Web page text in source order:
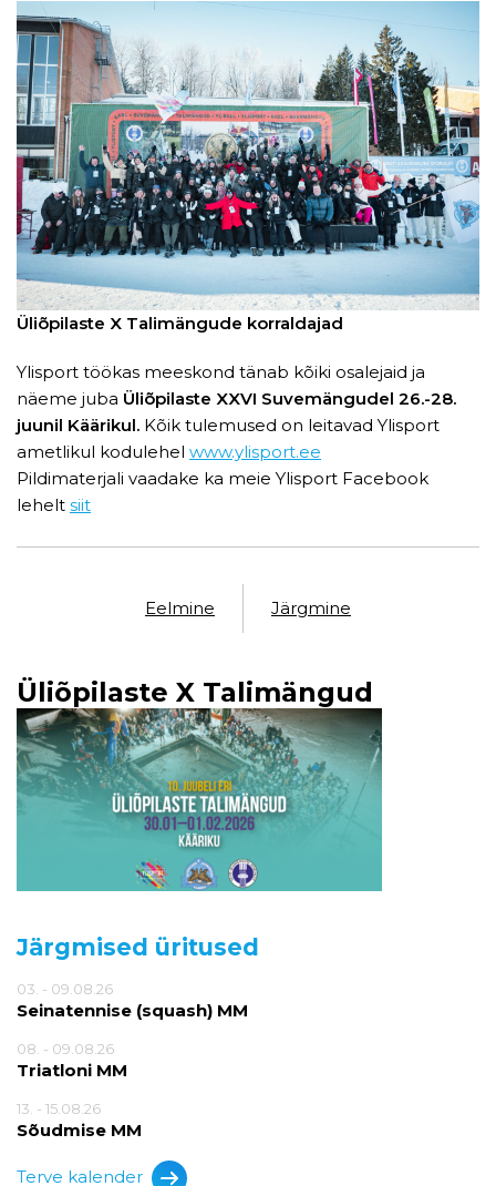
Üliõpilaste X Talimängud
Järgmised üritused
03. - 09.08.26
Seinatennise (squash) MM
08. - 09.08.26
Triatloni MM
13. - 15.08.26
Sõudmise MM
Terve kalender
Üliõpilaste X Talimängude korraldajad
Ylisport töökas meeskond tänab kõiki osalejaid ja
näeme juba Üliõpilaste XXVI Suvemängudel 26.-28.
juunil Käärikul. Kõik tulemused on leitavad Ylisport
ametlikul kodulehel www.ylisport.ee
Pildimaterjali vaadake ka meie Ylisport Facebook
lehelt siit
Eelmine Järgmine